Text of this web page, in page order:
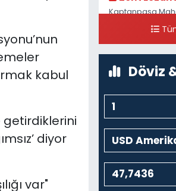
kabul
getirdiklerini
diyor
var"
Kaptanpaşa
Döviz